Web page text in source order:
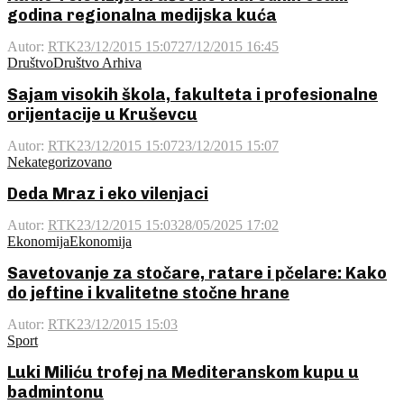
godina regionalna medijska kuća
Autor: RTK23/12/2015 15:0727/12/2015 16:45
DruštvoDruštvo Arhiva
Sajam visokih škola, fakulteta i profesionalne
orijentacije u Kruševcu
Autor: RTK23/12/2015 15:0723/12/2015 15:07
Nekategorizovano
Deda Mraz i eko vilenjaci
Autor: RTK23/12/2015 15:0328/05/2025 17:02
EkonomijaEkonomija
Savetovanje za stočare, ratare i pčelare: Kako
do jeftine i kvalitetne stočne hrane
Autor: RTK23/12/2015 15:03
Sport
Luki Miliću trofej na Mediteranskom kupu u
badmintonu